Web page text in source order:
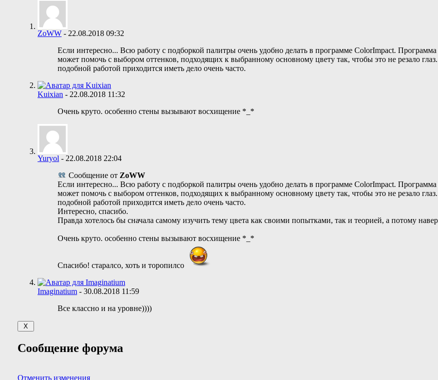
ZoWW - 22.08.2018 09:32
Если интересно... Всю работу с подборкой палитры очень удобно делать в программе ColorImpact. Программа
может помочь с выбором оттенков, подходящих к выбранному основному цвету так, чтобы это не резало
подобной работой приходится иметь дело очень часто.
Kuixian - 22.08.2018 11:32
Очень круто. особенно стены вызывают восхищение *_*
Yuryol - 22.08.2018 22:04
Сообщение от ZoWW
Если интересно... Всю работу с подборкой палитры очень удобно делать в программе ColorImpact. Программа
может помочь с выбором оттенков, подходящих к выбранному основному цвету так, чтобы это не резало
подобной работой приходится иметь дело очень часто.
Интересно, спасибо.
Правда хотелось бы сначала самому изучить тему цвета как своими попытками, так и теорией, а потому
Очень круто. особенно стены вызывают восхищение *_*
Спасибо! старалсо, хоть и торопилсо
Imaginatium - 30.08.2018 11:59
Все классно и на уровне))))
Сообщение форума
Отменить изменения